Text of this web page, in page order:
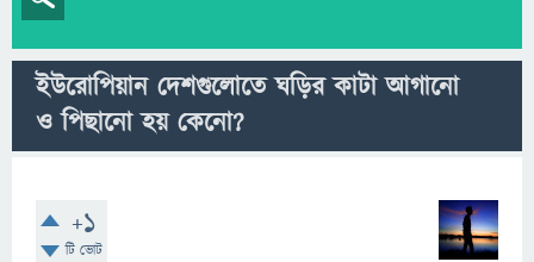
ইউরোপিয়ান দেশগুলোতে ঘড়ির কাটা আগানো
ও পিছানো হয় কেনো?
+1
টি ভোট